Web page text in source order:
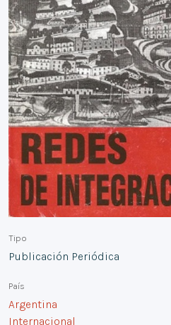
Tipo
Publicación Periódica
País
Argentina
Internacional